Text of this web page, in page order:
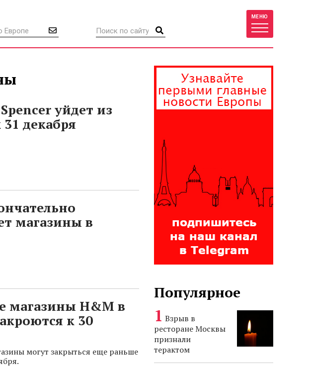
МЕНЮ
уйдет из
декабря
магазины в
магазины H&M в
к 30
могут закрыться еще раньше
Популярное
Взрыв в
ресторане Москвы
признали
терактом